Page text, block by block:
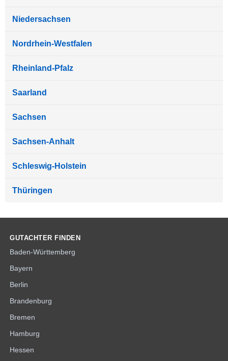
Niedersachsen
Nordrhein-Westfalen
Rheinland-Pfalz
Saarland
Sachsen
Sachsen-Anhalt
Schleswig-Holstein
Thüringen
GUTACHTER FINDEN
Baden-Württemberg
Bayern
Berlin
Brandenburg
Bremen
Hamburg
Hessen